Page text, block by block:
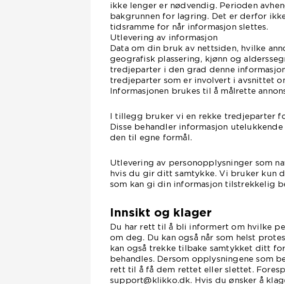
ikke lenger er nødvendig. Perioden
bakgrunnen for lagring. Det er derfor
tidsramme for når informasjon slettes.
Utlevering av informasjon
Data om din bruk av nettsiden, hvilke
geografisk plassering, kjønn og
tredjeparter i den grad denne
tredjeparter som er involvert i avsnittet
Informasjonen brukes til å målrette
I tillegg bruker vi en rekke tredjeparter
Disse behandler informasjon
den til egne formål.
Utlevering av personopplysninger som
hvis du gir ditt samtykke. Vi bruker kun
som kan gi din informasjon tilstrekkelig
Innsikt og klager
Du har rett til å bli informert om hvilke
om deg. Du kan også når som helst
kan også trekke tilbake samtykket ditt
behandles. Dersom opplysningene som
rett til å få dem rettet eller slettet.
support@klikko.dk. Hvis du ønsker å